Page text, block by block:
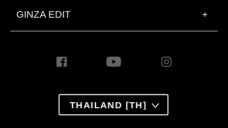
GINZA EDIT +
THAILAND [TH]